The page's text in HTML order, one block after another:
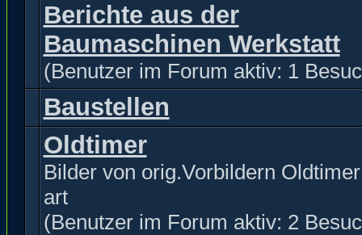
Berichte aus der
Baumaschinen Werkstatt
(Benutzer im Forum aktiv: 1
Baustellen
Oldtimer
Bilder von orig.Vorbildern
art
(Benutzer im Forum aktiv: 2